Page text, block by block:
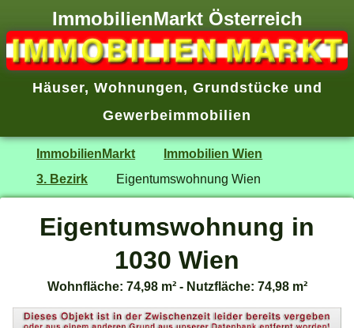
ImmobilienMarkt Österreich
Häuser, Wohnungen, Grundstücke und
Gewerbeimmobilien
ImmobilienMarkt
Immobilien Wien
3. Bezirk
Eigentumswohnung Wien
Eigentumswohnung in
1030 Wien
Wohnfläche: 74,98 m² - Nutzfläche: 74,98 m²